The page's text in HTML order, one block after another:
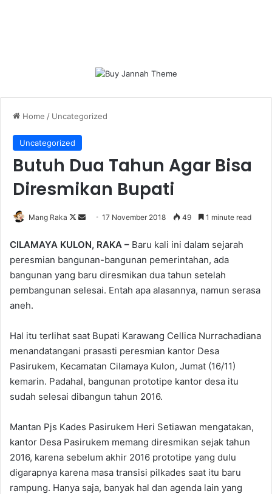
Home / Uncategorized
Uncategorized
Butuh Dua Tahun Agar Bisa
Diresmikan Bupati
Mang Raka
Follow
X
Send
email
17 November 2018 49 1 minute read
CILAMAYA KULON, RAKA – Baru kali ini dalam sejarah
peresmian bangunan-bangunan pemerintahan, ada
bangunan yang baru diresmikan dua tahun setelah
pembangunan selesai. Entah apa alasannya, namun serasa
aneh.
Hal itu terlihat saat Bupati Karawang Cellica Nurrachadiana
menandatangani prasasti peresmian kantor Desa
Pasirukem, Kecamatan Cilamaya Kulon, Jumat (16/11)
kemarin. Padahal, bangunan prototipe kantor desa itu
sudah selesai dibangun tahun 2016.
Mantan Pjs Kades Pasirukem Heri Setiawan mengatakan,
kantor Desa Pasirukem memang diresmikan sejak tahun
2016, karena sebelum akhir 2016 prototipe yang dulu
digarapnya karena masa transisi pilkades saat itu baru
rampung. Hanya saja, banyak hal dan agenda lain yang